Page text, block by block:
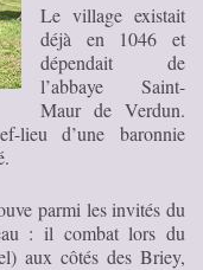
Le village existait
déjà en 1046 et
dépendait de
l’abbaye Saint-
Maur de Verdun.
d’une baronnie
parmi les invités du
: il combat lors du
aux côtés des Briey,